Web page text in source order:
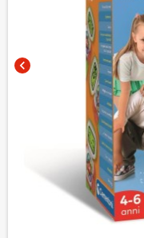
chevron_left